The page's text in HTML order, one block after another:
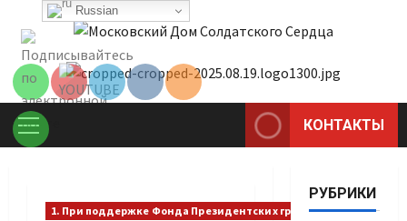
Перейти
содержимому
Основное
КОНТАКТЫ
1. При поддержке Фонда Президентских грантов
РУБРИКИ
Russian
Set Youtube
Channel ID